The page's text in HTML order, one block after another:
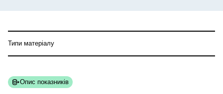
Типи матеріалу
Опис показників